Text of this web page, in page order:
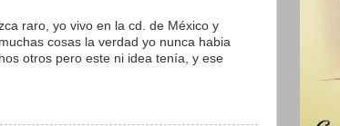
raro, yo vivo en la cd. de México y
cosas la verdad yo nunca habia
otros pero este ni idea tenía, y ese